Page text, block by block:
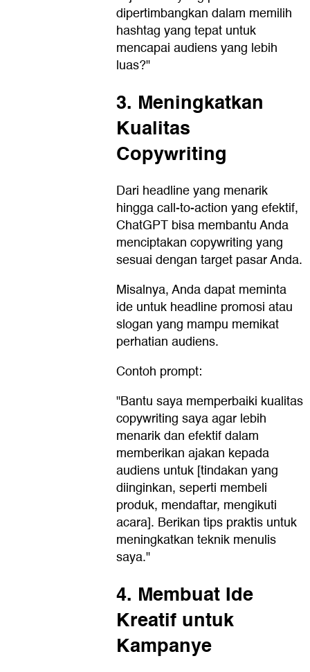
dipertimbangkan dalam memilih
hashtag yang tepat untuk
mencapai audiens yang lebih
luas?"
3. Meningkatkan
Kualitas
Copywriting
Dari headline yang menarik
hingga call-to-action yang efektif,
ChatGPT bisa membantu Anda
menciptakan copywriting yang
sesuai dengan target pasar Anda.
Misalnya, Anda dapat meminta
ide untuk headline promosi atau
slogan yang mampu memikat
perhatian audiens.
Contoh prompt:
"Bantu saya memperbaiki kualitas
copywriting saya agar lebih
menarik dan efektif dalam
memberikan ajakan kepada
audiens untuk [tindakan yang
diinginkan, seperti membeli
produk, mendaftar, mengikuti
acara]. Berikan tips praktis untuk
meningkatkan teknik menulis
saya."
4. Membuat Ide
Kreatif untuk
Kampanye